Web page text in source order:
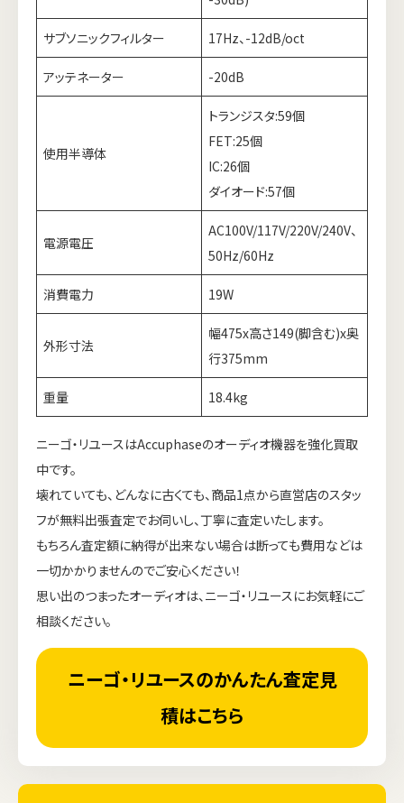
サブソニックフィルター 17Hz、-12dB/oct
アッテネーター -20dB
使用半導体
トランジスタ:59個
FET:25個
IC:26個
ダイオード:57個
電源電圧
AC100V/117V/220V/240V、
50Hz/60Hz
消費電力 19W
外形寸法
幅475x高さ149(脚含む)x奥
行375mm
重量 18.4kg
ニーゴ・リユースはAccuphaseのオーディオ機器を強化買取
中です。
壊れていても、どんなに古くても、商品1点から直営店のスタッ
フが無料出張査定でお伺いし、丁寧に査定いたします。
もちろん査定額に納得が出来ない場合は断っても費用などは
一切かかりませんのでご安心ください！
思い出のつまったオーディオは、ニーゴ・リユースにお気軽にご
相談ください。
ニーゴ・リユースのかんたん査定見
積はこちら